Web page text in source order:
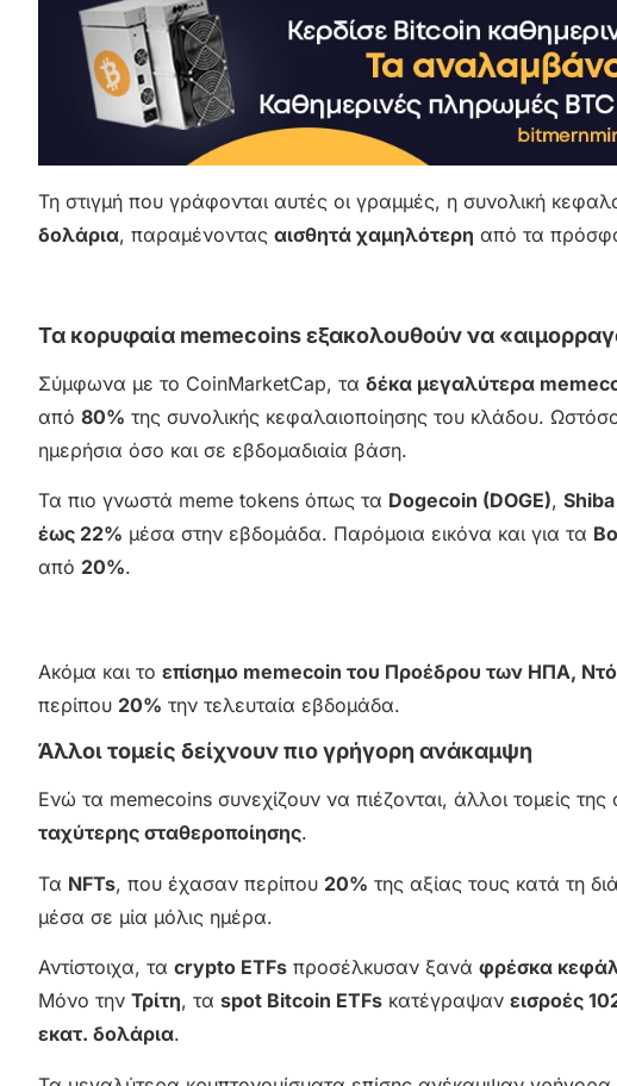
Τη στιγμή που γράφονται αυτές οι γραμμές, η συνολική
δολάρια, παραμένοντας αισθητά χαμηλότερη από τα
Τα κορυφαία memecoins εξακολουθούν να
Σύμφωνα με το CoinMarketCap, τα δέκα μεγαλύτερα
από 80% της συνολικής κεφαλαιοποίησης του κλάδου.
ημερήσια όσο και σε εβδομαδιαία βάση.
Τα πιο γνωστά meme tokens όπως τα Dogecoin (DOGE),
έως 22% μέσα στην εβδομάδα. Παρόμοια εικόνα και για τα
από 20%.
Ακόμα και το επίσημο memecoin του Προέδρου των ΗΠΑ,
περίπου 20% την τελευταία εβδομάδα.
Άλλοι τομείς δείχνουν πιο γρήγορη ανάκαμψη
Ενώ τα memecoins συνεχίζουν να πιέζονται, άλλοι τομείς
ταχύτερης σταθεροποίησης.
Τα NFTs, που έχασαν περίπου 20% της αξίας τους κατά τη
μέσα σε μία μόλις ημέρα.
Αντίστοιχα, τα crypto ETFs προσέλκυσαν ξανά φρέσκα
Μόνο την Τρίτη, τα spot Bitcoin ETFs κατέγραψαν εισροές
εκατ. δολάρια.